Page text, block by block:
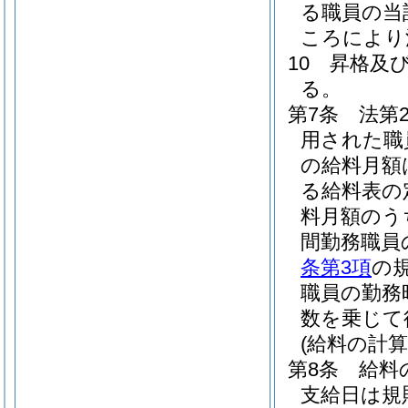
る職員の
ころによ
10
昇格及
る。
第7条
法第
用された職
の給料月額
る給料表
料月額のう
間勤務職
条第3項の
職員の勤務
数を乗じ
(給料の計
第8条
給料
支給日は